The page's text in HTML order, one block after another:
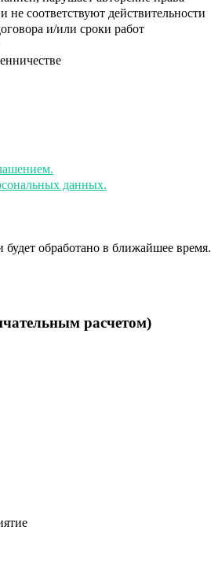
соответствуют действительности
и/или сроки работ
данных.
обработано в ближайшее время.
расчетом)